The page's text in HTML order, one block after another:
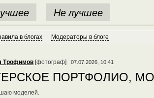
Не лучшее
в блогах Модераторы в блоге
Трофимов [фотограф] 07.07.2026, 10:41
ПОРТФОЛИО,
моделей.